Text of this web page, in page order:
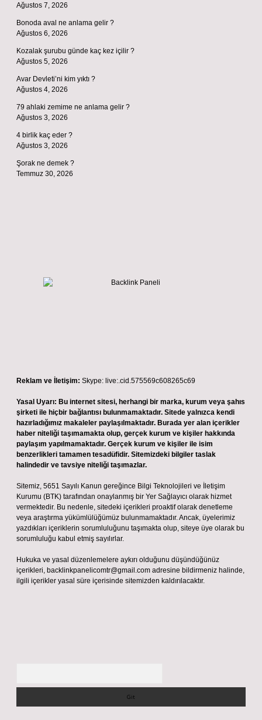
Ağustos 7, 2026
Bonoda aval ne anlama gelir ?
Ağustos 6, 2026
Kozalak şurubu günde kaç kez içilir ?
Ağustos 5, 2026
Avar Devleti’ni kim yıktı ?
Ağustos 4, 2026
79 ahlaki zemime ne anlama gelir ?
Ağustos 3, 2026
4 birlik kaç eder ?
Ağustos 3, 2026
Şorak ne demek ?
Temmuz 30, 2026
Reklam ve İletişim: Skype: live:.cid.575569c608265c69
Yasal Uyarı: Bu internet sitesi, herhangi bir marka, kurum veya şahıs
şirketi ile hiçbir bağlantısı bulunmamaktadır. Sitede yalnızca kendi
hazırladığımız makaleler paylaşılmaktadır. Burada yer alan içerikler
haber niteliği taşımamakta olup, gerçek kurum ve kişiler hakkında
paylaşım yapılmamaktadır. Gerçek kurum ve kişiler ile isim
benzerlikleri tamamen tesadüfidir. Sitemizdeki bilgiler taslak
halindedir ve tavsiye niteliği taşımazlar.
Sitemiz, 5651 Sayılı Kanun gereğince Bilgi Teknolojileri ve İletişim
Kurumu (BTK) tarafından onaylanmış bir Yer Sağlayıcı olarak hizmet
vermektedir. Bu nedenle, sitedeki içerikleri proaktif olarak denetleme
veya araştırma yükümlülüğümüz bulunmamaktadır. Ancak, üyelerimiz
yazdıkları içeriklerin sorumluluğunu taşımakta olup, siteye üye olarak bu
sorumluluğu kabul etmiş sayılırlar.
Hukuka ve yasal düzenlemelere aykırı olduğunu düşündüğünüz
içerikleri, backlinkpanelicomtr@gmail.com adresine bildirmeniz halinde,
ilgili içerikler yasal süre içerisinde sitemizden kaldırılacaktır.